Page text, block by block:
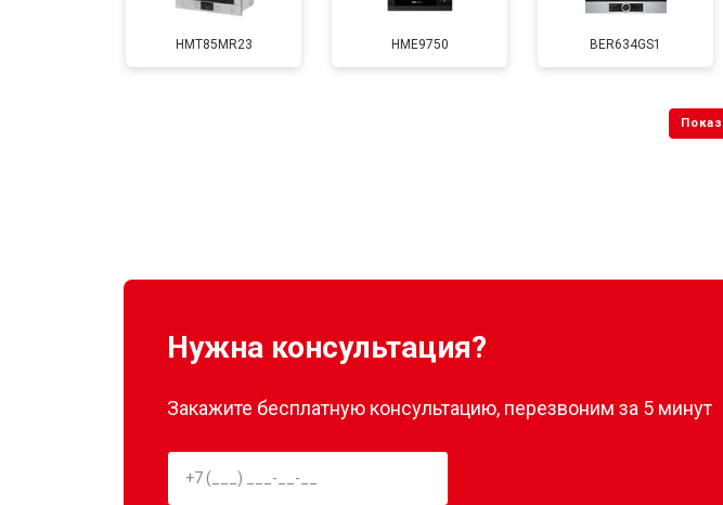
HMT85MR23 HME9750 BER634GS1
Нужна консультация?
Закажите бесплатную консультацию, перезвоним за 5 минут